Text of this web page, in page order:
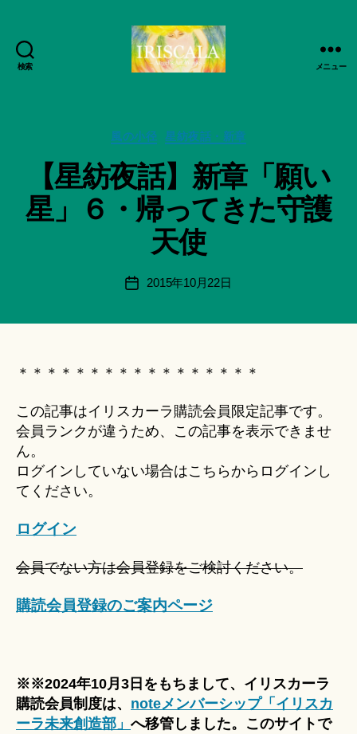
検索
日
記
録・
作
品
IRISCALA
メニュー
カ
ー
風の小径 星紡夜話・新章
【星紡夜話】新章「願い
星」６・帰ってきた守護
天使
投
稿
成
:
船
智
日
＊
a
ki
＊
投
2015年10月22日
＊＊＊＊＊＊＊＊＊＊＊＊＊＊＊＊＊
この記事はイリスカーラ購読会員限定記事です。
会員ランクが違うため、この記事を表示できませ
ん。
ログインしていない場合はこちらからログインし
てください。
ログイン
会員でない方は会員登録をご検討ください。
購読会員登録のご案内ページ
※※2024年10月3日をもちまして、イリスカーラ
購読会員制度は、 noteメンバーシップ「イリスカ
ーラ未来創造部」 へ移管しました。このサイトで